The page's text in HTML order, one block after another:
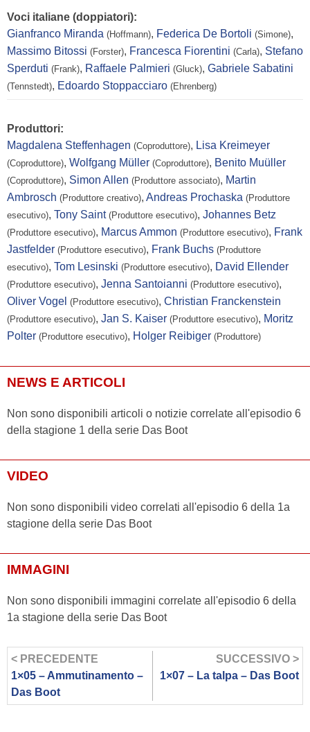
Voci italiane (doppiatori):
Gianfranco Miranda (Hoffmann), Federica De Bortoli (Simone),
Massimo Bitossi (Forster), Francesca Fiorentini (Carla), Stefano
Sperduti (Frank), Raffaele Palmieri (Gluck), Gabriele Sabatini
(Tennstedt), Edoardo Stoppacciaro (Ehrenberg)
Produttori:
Magdalena Steffenhagen (Coproduttore), Lisa Kreimeyer
(Coproduttore), Wolfgang Müller (Coproduttore), Benito Muüller
(Coproduttore), Simon Allen (Produttore associato), Martin
Ambrosch (Produttore creativo), Andreas Prochaska (Produttore
esecutivo), Tony Saint (Produttore esecutivo), Johannes Betz
(Produttore esecutivo), Marcus Ammon (Produttore esecutivo), Frank
Jastfelder (Produttore esecutivo), Frank Buchs (Produttore
esecutivo), Tom Lesinski (Produttore esecutivo), David Ellender
(Produttore esecutivo), Jenna Santoianni (Produttore esecutivo),
Oliver Vogel (Produttore esecutivo), Christian Franckenstein
(Produttore esecutivo), Jan S. Kaiser (Produttore esecutivo), Moritz
Polter (Produttore esecutivo), Holger Reibiger (Produttore)
NEWS E ARTICOLI
Non sono disponibili articoli o notizie correlate all'episodio 6
della stagione 1 della serie Das Boot
VIDEO
Non sono disponibili video correlati all'episodio 6 della 1a
stagione della serie Das Boot
IMMAGINI
Non sono disponibili immagini correlate all'episodio 6 della
1a stagione della serie Das Boot
< PRECEDENTE
1×05 – Ammutinamento –
Das Boot
SUCCESSIVO >
1×07 – La talpa – Das Boot